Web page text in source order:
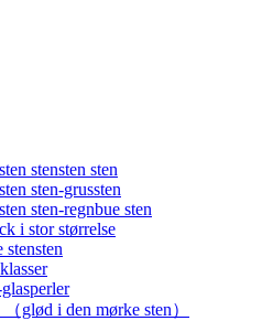
stensten sten
sten-grussten
sten-regnbue sten
i stor størrelse
glød i den mørke sten）